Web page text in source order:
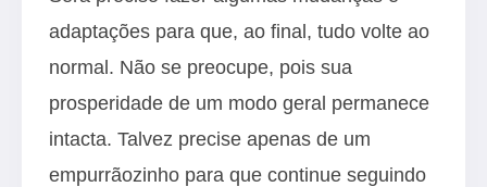
adaptações para que, ao final, tudo volte ao
normal. Não se preocupe, pois sua
prosperidade de um modo geral permanece
intacta. Talvez precise apenas de um
empurrãozinho para que continue seguindo